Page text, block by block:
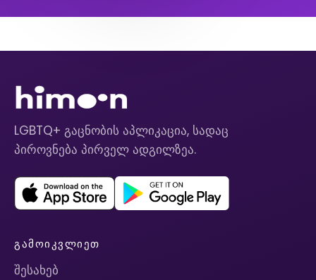
LGBTQ+ გაცნობის აპლიკაცია, სადაც
პიროვნება პირველ ადგილზეა.
ᲒᲐᲛᲝᲘᲙᲕᲚᲘᲔᲗ
შესახებ